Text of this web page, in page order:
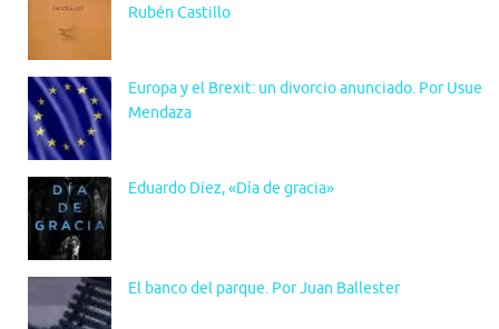
Rubén Castillo
Europa y el Brexit: un divorcio anunciado. Por Usue
Mendaza
Eduardo Díez, «Día de gracia»
El banco del parque. Por Juan Ballester